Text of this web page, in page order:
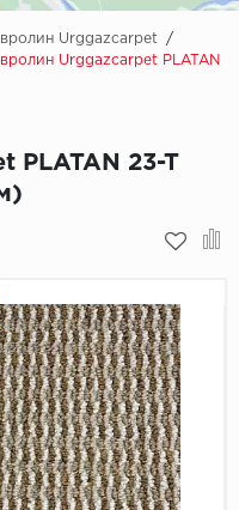
Alpine floor
Bonkeel
Classen
CorkArt Vinyl
CronaFloor
Urggazcarpet
/
Urggazcarpet PLATAN
PLATAN 23-T